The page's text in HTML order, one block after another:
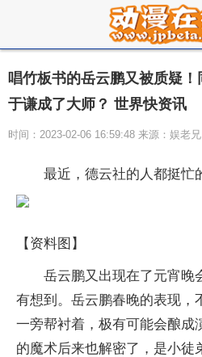
唱竹板书的岳云鹏又被质疑
于谦成了大师？ 世界快资讯
时间：2023-02-06 16:59:48 来源：娱老兄
最近，德云社的人都挺忙
【资料图】
岳云鹏又出现在了元宵晚
有想到。岳云鹏春晚的表现，
一旁帮衬着，极有可能会酿成
的魔术后来也解密了，是小徒